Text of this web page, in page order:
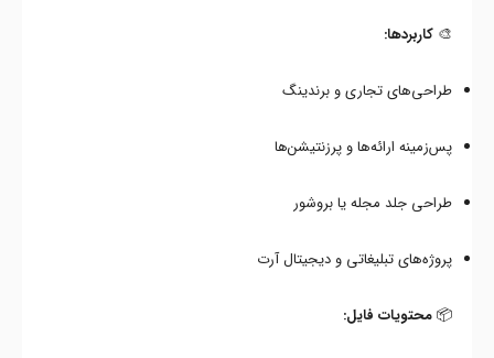
🎨 کاربردها:
طراحی‌های تجاری و برندینگ
پس‌زمینه ارائه‌ها و پرزنتیشن‌ها
طراحی جلد مجله یا بروشور
پروژه‌های تبلیغاتی و دیجیتال آرت
📦محتویات فایل: